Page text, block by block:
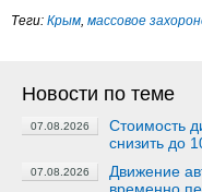
Теги: Крым, массовое
Новости по теме
07.08.2026
Стоимость
снизить до
07.08.2026
Движение